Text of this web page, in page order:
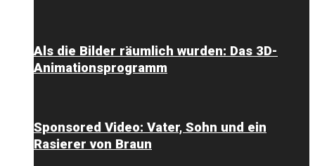
Als die Bilder räumlich wurden: Das 3D-
Animationsprogramm
Sponsored Video: Vater, Sohn und ein
Rasierer von Braun